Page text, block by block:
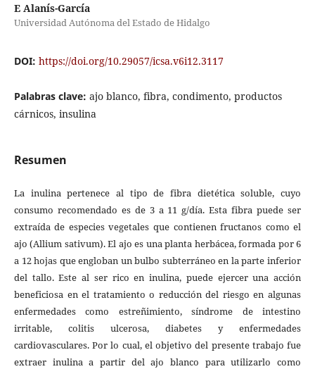
E Alanís-García
Universidad Autónoma del Estado de Hidalgo
DOI: https://doi.org/10.29057/icsa.v6i12.3117
Palabras clave: ajo blanco, fibra, condimento, productos
cárnicos, insulina
Resumen
La inulina pertenece al tipo de fibra dietética soluble, cuyo
consumo recomendado es de 3 a 11 g/día. Esta fibra puede ser
extraída de especies vegetales que contienen fructanos como el
ajo (Allium sativum). El ajo es una planta herbácea, formada por 6
a 12 hojas que engloban un bulbo subterráneo en la parte inferior
del tallo. Este al ser rico en inulina, puede ejercer una acción
beneficiosa en el tratamiento o reducción del riesgo en algunas
enfermedades como estreñimiento, síndrome de intestino
irritable, colitis ulcerosa, diabetes y enfermedades
cardiovasculares. Por lo cual, el objetivo del presente trabajo fue
extraer inulina a partir del ajo blanco para utilizarlo como